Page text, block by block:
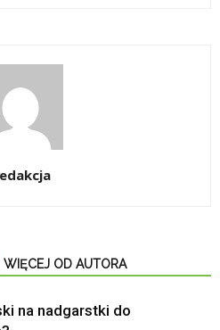
WIĘCEJ OD AUTORA
na nadgarstki do